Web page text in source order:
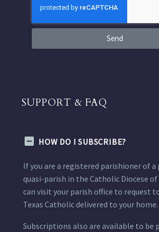
Send
SUPPORT & FAQ
HOW DO I SUBSCRIBE?
If you are a registered parishioner of a
quasi-parish in the Catholic Diocese of
can visit your parish office to request
Texas Catholic delivered to your home.
Subscriptions also are available to be